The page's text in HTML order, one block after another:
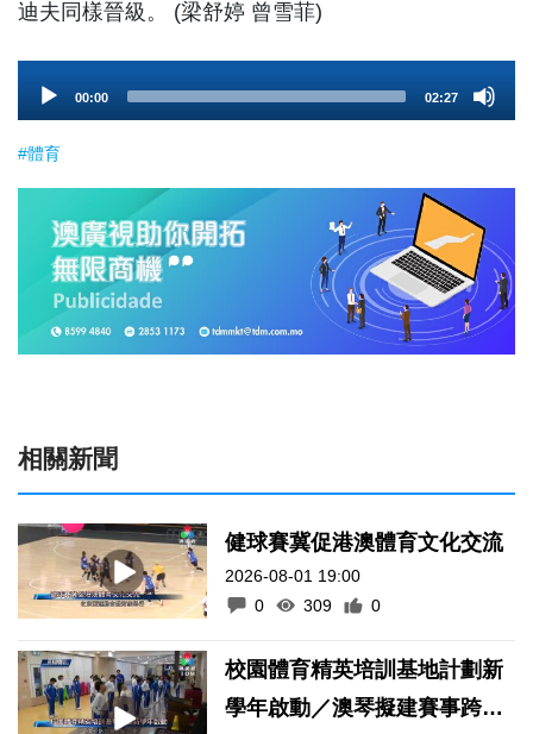
迪夫同樣晉級。 (梁舒婷 曾雪菲)
Player
00:00 02:27
#體育
相關新聞
健球賽冀促港澳體育文化交流
2026-08-01 19:00
0
309 0
校園體育精英培訓基地計劃新
學年啟動／澳琴擬建賽事跨境